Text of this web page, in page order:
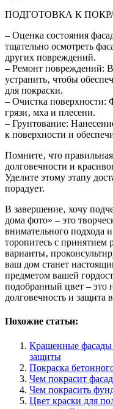
ПОДГОТОВКА К
– Оценка состояния
тщательно осмотреть
других повреждений.
– Ремонт повреждений:
устранить‚ чтобы
для покраски.
– Очистка поверхности:
грязи‚ мха и плесени.
– Грунтование:
к поверхности и
Помните‚ что
долговечности и
Уделите этому этапу
порадует.
В завершение‚ хочу
дома фото» – это
внимательного подхода
торопитесь с принятием
варианты‚
ваш дом станет
предметом вашей
подобранный цвет – это
долговечность и защита
Похожие статьи:
Крашенные фасады
защиты
Покраска
Чем покрасит
Чем покрасить
Цвет краски для